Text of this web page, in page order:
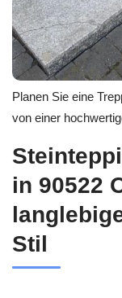
Planen Sie eine
von einer
in 90522
Stil